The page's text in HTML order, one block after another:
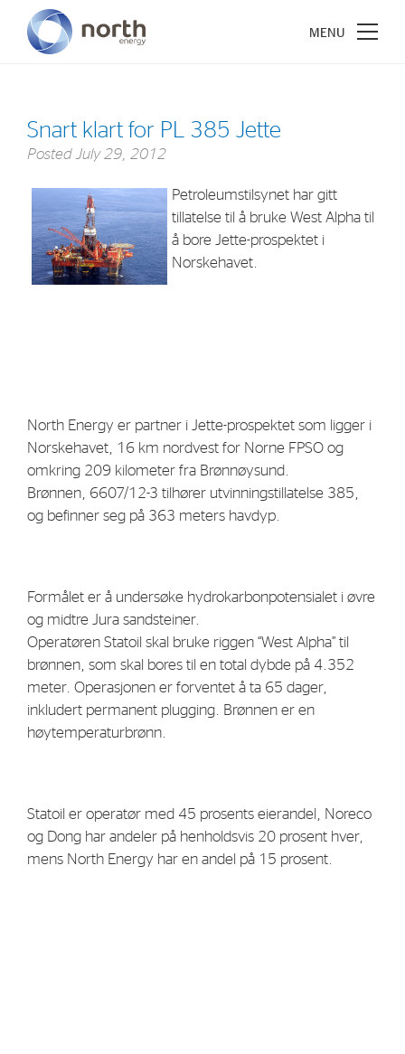
Snart klart for PL 385 Jette
Posted July 29, 2012
Petroleumstilsynet har gitt
tillatelse til å bruke West Alpha til
å bore Jette-prospektet i
Norskehavet.
North Energy er partner i Jette-prospektet som ligger i
Norskehavet, 16 km nordvest for Norne FPSO og
omkring 209 kilometer fra Brønnøysund.
Brønnen, 6607/12-3 tilhører utvinningstillatelse 385,
og befinner seg på 363 meters havdyp.
Formålet er å undersøke hydrokarbonpotensialet i øvre
og midtre Jura sandsteiner.
Operatøren Statoil skal bruke riggen “West Alpha” til
brønnen, som skal bores til en total dybde på 4.352
meter. Operasjonen er forventet å ta 65 dager,
inkludert permanent plugging. Brønnen er en
høytemperaturbrønn.
Statoil er operatør med 45 prosents eierandel, Noreco
og Dong har andeler på henholdsvis 20 prosent hver,
mens North Energy har en andel på 15 prosent.
Company History
Board & Management
Strategy
Investors
Share Performance
Share Information
Corporate Governance